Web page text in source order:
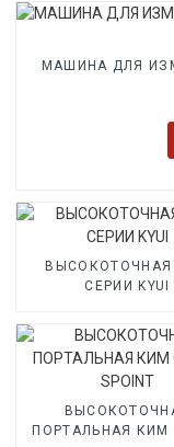
МАШИНА ДЛЯ
ВЫСОКОТОЧНАЯ
СЕРИИ KYUI
ПОРТАЛЬНАЯ КИМ